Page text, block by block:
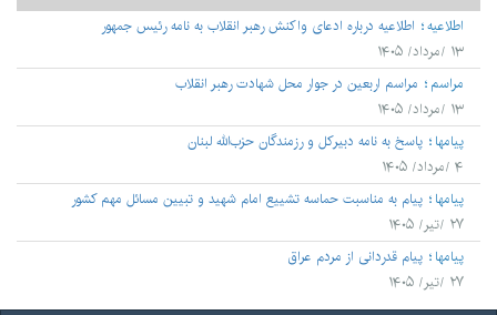
۱۳۹۳
۱۳۹۲
۱۳۹۱
۱۳۸۹
۱۳۸۸
اطلاعیه
اطلاعیه درباره ادعای واکنش رهبر انقلاب به نامه رئیس جمهور
۱۳ /مرداد/ ۱۴۰۵
مراسم
مراسم اربعین در جوار محل شهادت رهبر انقلاب
۱۳ /مرداد/ ۱۴۰۵
پيامها
پاسخ به نامه دبیرکل و رزمندگان حزب‌الله لبنان
۴ /مرداد/ ۱۴۰۵
پيامها
پیام به مناسبت حماسه تشییع امام شهید و تبیین مسائل مهم کشور
۲۷ /تیر/ ۱۴۰۵
پيامها
پیام قدردانی از مردم عراق
۲۷ /تیر/ ۱۴۰۵